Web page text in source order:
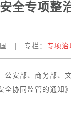
全专项整
专栏： 专项治
安部、商务部、
协同监管的通知